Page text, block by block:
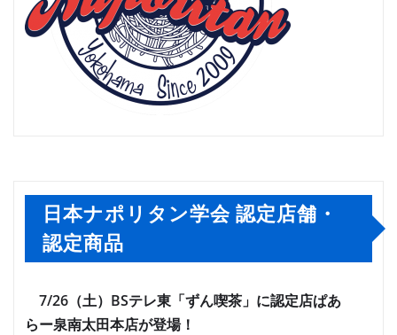
日本ナポリタン学会 認定店舗・
認定商品
7/26（土）BSテレ東「ずん喫茶」に認定店ぱあ
らー泉南太田本店が登場！